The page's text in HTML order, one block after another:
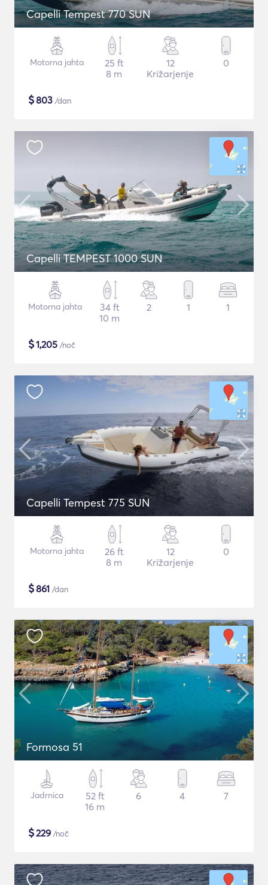
Capelli Tempest 770 SUN
Motorna jahta
25 ft
8 m
12
Križarjenje
0
$803 /dan
Capelli TEMPEST 1000 SUN
Motorna jahta
34 ft
10 m
2 1 1
$1,205 /noč
Capelli Tempest 775 SUN
Motorna jahta
26 ft
8 m
12
Križarjenje
0
$861 /dan
Formosa 51
Jadrnica
52 ft
16 m
6 4 7
$229 /noč